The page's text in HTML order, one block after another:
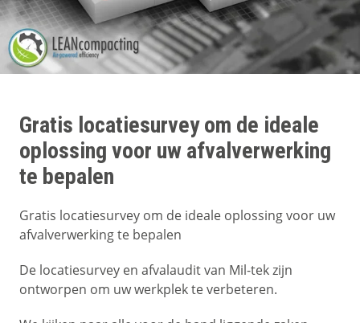
Gratis locatiesurvey om de ideale
oplossing voor uw afvalverwerking
te bepalen
Gratis locatiesurvey om de ideale oplossing voor uw
afvalverwerking te bepalen
De locatiesurvey en afvalaudit van Mil-tek zijn
ontworpen om uw werkplek te verbeteren.